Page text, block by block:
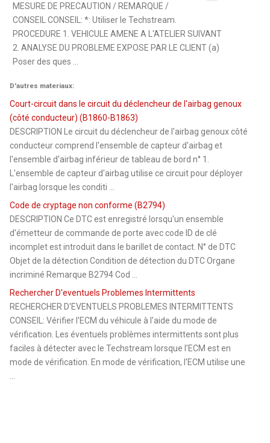
MESURE DE PRECAUTION / REMARQUE /
CONSEIL CONSEIL: *: Utiliser le Techstream.
PROCEDURE 1. VEHICULE AMENE A L'ATELIER SUIVANT
2. ANALYSE DU PROBLEME EXPOSE PAR LE CLIENT (a)
Poser des ques ...
D'autres materiaux:
Court-circuit dans le circuit du déclencheur de l'airbag genoux
(côté conducteur) (B1860-B1863)
DESCRIPTION Le circuit du déclencheur de l'airbag genoux côté
conducteur comprend l'ensemble de capteur d'airbag et
l'ensemble d'airbag inférieur de tableau de bord n° 1.
L'ensemble de capteur d'airbag utilise ce circuit pour déployer
l'airbag lorsque les conditi ...
Code de cryptage non conforme (B2794)
DESCRIPTION Ce DTC est enregistré lorsqu'un ensemble
d'émetteur de commande de porte avec code ID de clé
incomplet est introduit dans le barillet de contact. N° de DTC
Objet de la détection Condition de détection du DTC Organe
incriminé Remarque B2794 Cod ...
Rechercher D'eventuels Problemes Intermittents
RECHERCHER D'EVENTUELS PROBLEMES INTERMITTENTS
CONSEIL: Vérifier l'ECM du véhicule à l'aide du mode de
vérification. Les éventuels problèmes intermittents sont plus
faciles à détecter avec le Techstream lorsque l'ECM est en
mode de vérification. En mode de vérification, l'ECM utilise une